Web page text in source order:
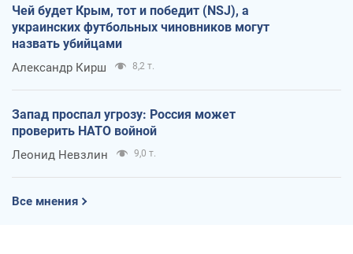
Чей будет Крым, тот и победит (NSJ), а
украинских футбольных чиновников могут
назвать убийцами
Александр Кирш 8,2 т.
Запад проспал угрозу: Россия может
проверить НАТО войной
Леонид Невзлин 9,0 т.
Все мнения